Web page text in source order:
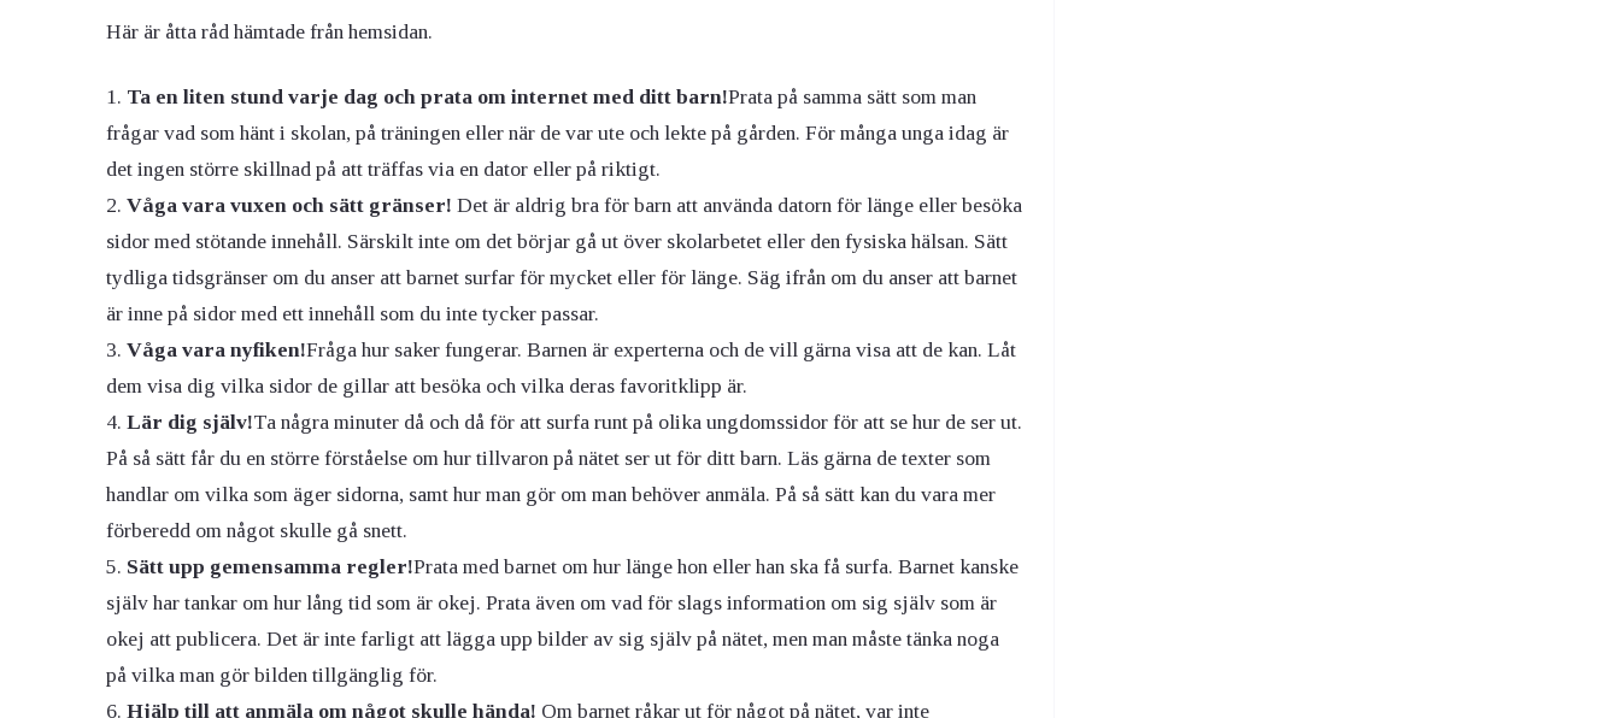
Här är åtta råd hämtade från hemsidan.
Ta en liten stund varje dag och prata om internet med ditt barn!Prata på samma sätt som man
frågar vad som hänt i skolan, på träningen eller när de var ute och lekte på gården. För många unga idag är
det ingen större skillnad på att träffas via en dator eller på riktigt.
Våga vara vuxen och sätt gränser! Det är aldrig bra för barn att använda datorn för länge eller besöka
sidor med stötande innehåll. Särskilt inte om det börjar gå ut över skolarbetet eller den fysiska hälsan. Sätt
tydliga tidsgränser om du anser att barnet surfar för mycket eller för länge. Säg ifrån om du anser att barnet
är inne på sidor med ett innehåll som du inte tycker passar.
Våga vara nyfiken!Fråga hur saker fungerar. Barnen är experterna och de vill gärna visa att de kan. Låt
dem visa dig vilka sidor de gillar att besöka och vilka deras favoritklipp är.
Lär dig själv!Ta några minuter då och då för att surfa runt på olika ungdomssidor för att se hur de ser ut.
På så sätt får du en större förståelse om hur tillvaron på nätet ser ut för ditt barn. Läs gärna de texter som
handlar om vilka som äger sidorna, samt hur man gör om man behöver anmäla. På så sätt kan du vara mer
förberedd om något skulle gå snett.
Sätt upp gemensamma regler!Prata med barnet om hur länge hon eller han ska få surfa. Barnet kanske
själv har tankar om hur lång tid som är okej. Prata även om vad för slags information om sig själv som är
okej att publicera. Det är inte farligt att lägga upp bilder av sig själv på nätet, men man måste tänka noga
på vilka man gör bilden tillgänglig för.
Hjälp till att anmäla om något skulle hända! Om barnet råkar ut för något på nätet, var inte